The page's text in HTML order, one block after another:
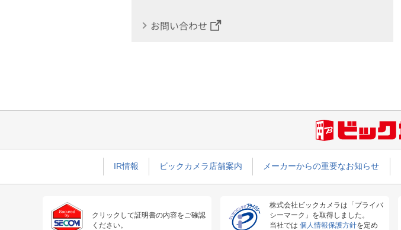
お問い合わせ
IR情報 ビックカメラ店舗案内 メーカーからの重要なお知らせ
クリックして証明書の内容をご確認
ください。
株式会社ビックカメラは「プライバ
シーマーク」を取得しました。
当社では 個人情報保護方針を定め